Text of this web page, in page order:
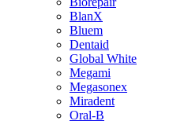
BlanX
Bluem
Dentaid
Global White
Megami
Megasonex
Miradent
Oral-B